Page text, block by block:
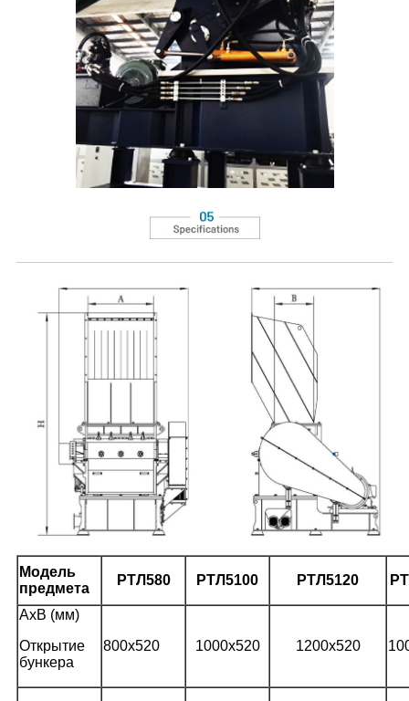
Модель
предмета
PTЛ580 PTЛ5100 PTЛ5120 PT
AxB (мм)
Открытие
бункера
800x520 1000x520 1200x520